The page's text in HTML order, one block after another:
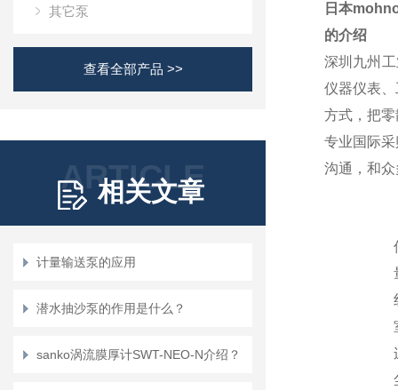
其它泵
查看全部产品 >>
ARTICLE
相关文章
计量输送泵的应用
潜水抽沙泵的作用是什么？
sanko涡流膜厚计SWT-NEO-N介绍？
日本
的介绍
深圳九州
仪器仪表
方式，把
专业国际
沟通，和